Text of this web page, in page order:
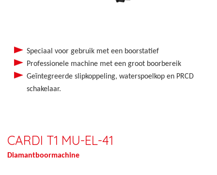
Speciaal voor gebruik met een boorstatief
Professionele machine met een groot boorbereik
Geïntegreerde slipkoppeling, waterspoelkop en PRCD
schakelaar.
CARDI T1 MU-EL-41
Diamantboormachine